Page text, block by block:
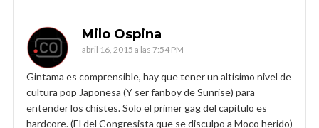
Milo Ospina
abril 16, 2015 a las 7:54 PM
Gintama es comprensible, hay que tener un altisimo nivel de
cultura pop Japonesa (Y ser fanboy de Sunrise) para
entender los chistes. Solo el primer gag del capitulo es
hardcore. (El del Congresista que se disculpo a Moco herido)